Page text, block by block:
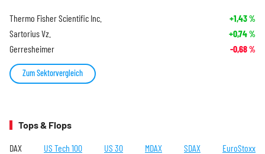
Thermo Fisher Scientific Inc. +1,43%
Sartorius Vz. +0,74%
Gerresheimer -0,68%
Zum Sektorvergleich
Tops & Flops
DAX US Tech 100 US 30 MDAX SDAX EuroStoxx